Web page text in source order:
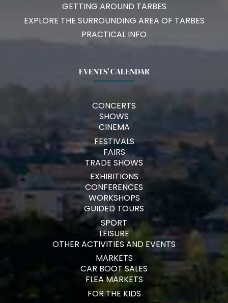
GETTING AROUND TARBES
EXPLORE THE SURROUNDING AREA OF TARBES
PRACTICAL INFO
EVENTS’ CALENDAR
CONCERTS
SHOWS
CINEMA
FESTIVALS
FAIRS
TRADE SHOWS
EXHIBITIONS
CONFERENCES
WORKSHOPS
GUIDED TOURS
SPORT
LEISURE
OTHER ACTIVITIES AND EVENTS
MARKETS
CAR BOOT SALES
FLEA MARKETS
FOR THE KIDS